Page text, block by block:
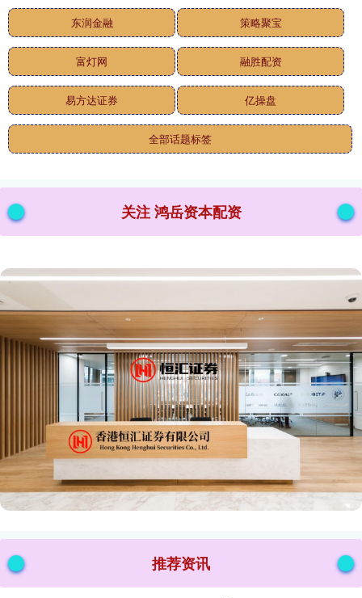
东润金融 策略聚宝
富灯网 融胜配资
易方达证券 亿操盘
全部话题标签
关注 鸿岳资本配资
推荐资讯